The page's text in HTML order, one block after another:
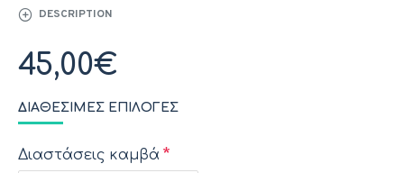
DESCRIPTION
45,00€
ΔΙΑΘΈΣΙΜΕΣ ΕΠΙΛΟΓΈΣ
Διαστάσεις καμβά